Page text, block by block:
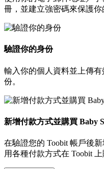
冊，並建立強密碼來保護你
驗證你的身份
輸入你的個人資料並上傳
份。
新增付款方式並購買 Baby
在驗證您的 Toobit 帳戶後
用各種付款方式在 Toobit 上